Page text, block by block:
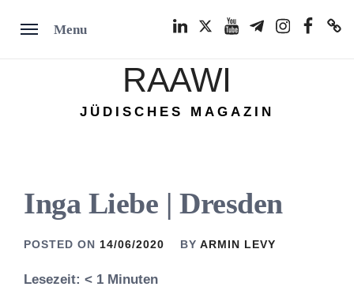
Menu
RAAWI
JÜDISCHES MAGAZIN
Inga Liebe | Dresden
POSTED ON 14/06/2020 BY ARMIN LEVY
Lesezeit: < 1 Minuten